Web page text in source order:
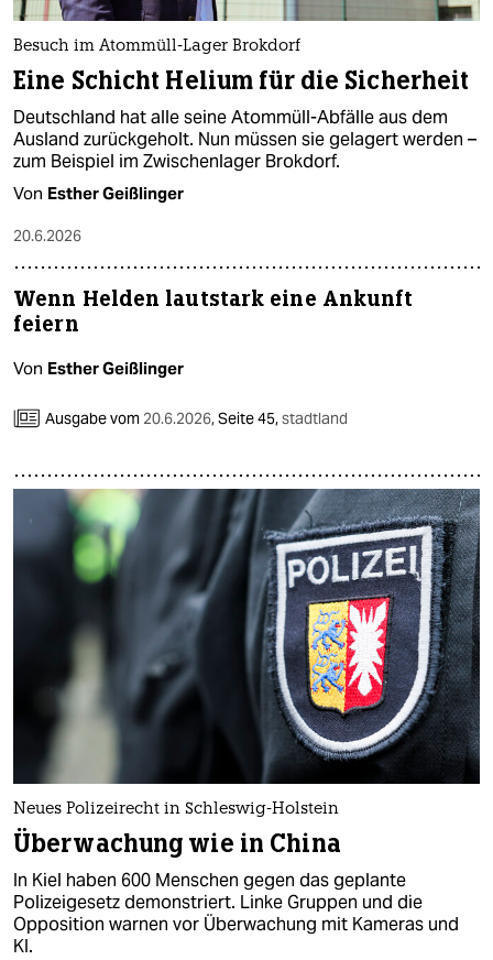
Besuch im Atommüll-Lager Brokdorf
Eine Schicht Helium für die Sicherheit
Deutschland hat alle seine Atommüll-Abfälle aus dem
Ausland zurückgeholt. Nun müssen sie gelagert werden –
zum Beispiel im Zwischenlager Brokdorf.
Von Esther Geißlinger
20.6.2026
Wenn Helden lautstark eine Ankunft
feiern
Von Esther Geißlinger
Ausgabe vom 20.6.2026,Seite 45,stadtland
Neues Polizeirecht in Schleswig-Holstein
Überwachung wie in China
In Kiel haben 600 Menschen gegen das geplante
Polizeigesetz demonstriert. Linke Gruppen und die
Opposition warnen vor Überwachung mit Kameras und
KI.